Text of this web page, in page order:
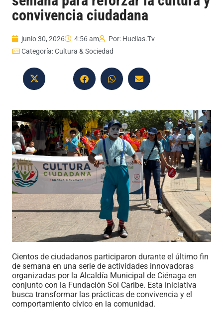
convivencia ciudadana
junio 30, 2026 4:56 am Por: Huellas.Tv
Categoría:Cultura & Sociedad
Cientos de ciudadanos participaron durante el último fin
de semana en una serie de actividades innovadoras
organizadas por la Alcaldía Municipal de Ciénaga en
conjunto con la Fundación Sol Caribe. Esta iniciativa
busca transformar las prácticas de convivencia y el
comportamiento cívico en la comunidad.